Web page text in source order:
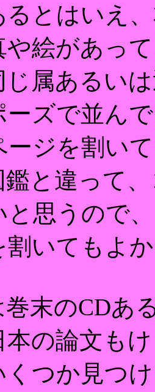
るとはいえ
や絵があっ
属あるい
ーズで並ん
ージを割い
鑑と違って
と思うので
割いてもよ
末のCDあ
本の論文も
くつか見つ